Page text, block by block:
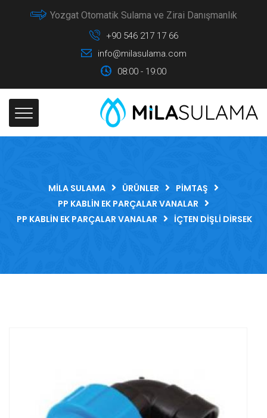
Yozgat Otomatik Sulama ve Zirai Danışmanlık
+90 546 217 17 66
info@milasulama.com
08:00 - 19:00
MILA SULAMA ÜRÜNLER
PIMTAŞ
PP KABLIN EK PARÇALAR VANALAR
PP KABLIN EK PARÇALAR VANALAR
İÇTEN DIŞLI DIRSEK